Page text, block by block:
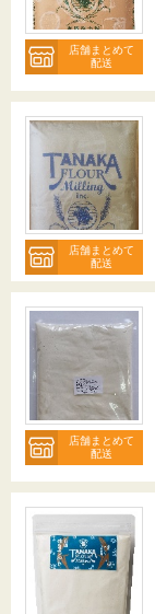
店舗まとめて
配送
店舗まとめて
配送
店舗まとめて
配送